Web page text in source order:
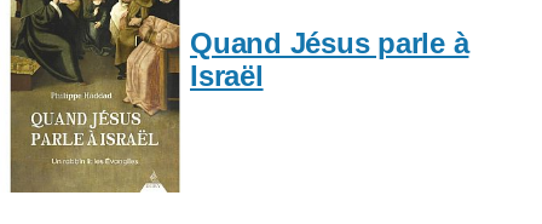
Quand Jésus parle à
Israël